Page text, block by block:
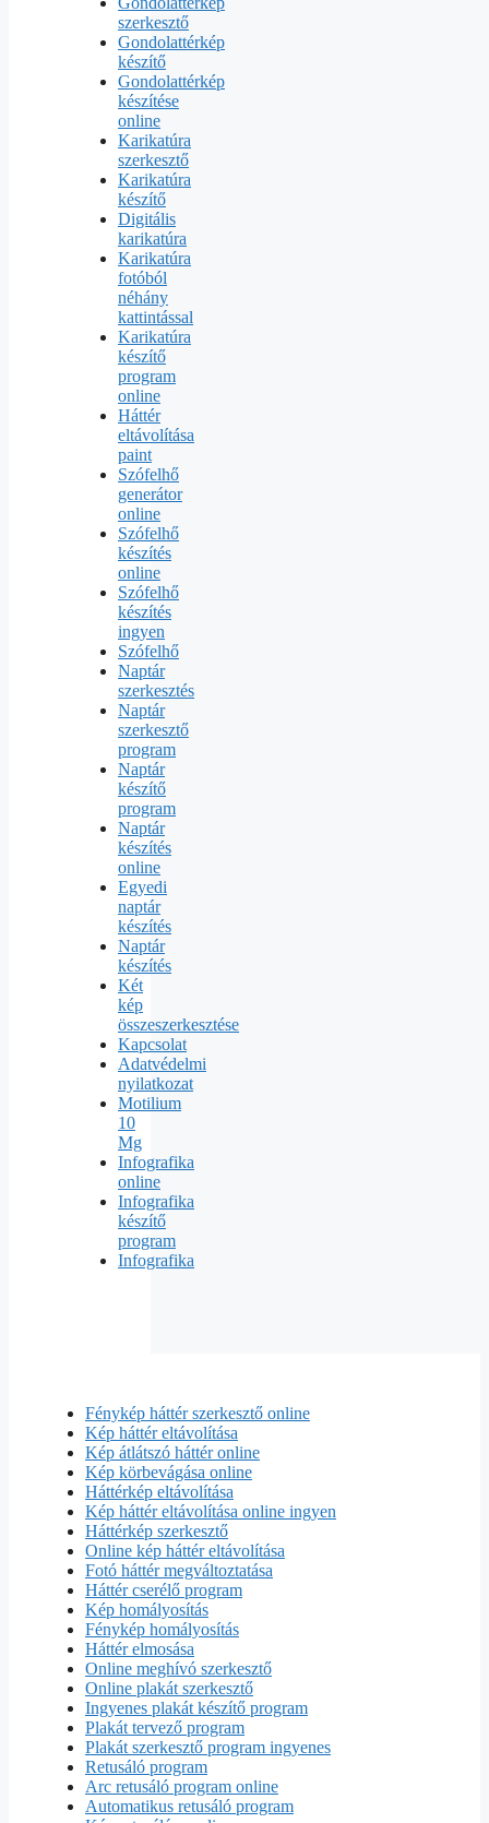
szerkesztő
Gondolattérkép
készítő
Gondolattérkép
készítése
online
Karikatúra
szerkesztő
Karikatúra
készítő
Digitális
karikatúra
Karikatúra
fotóból
néhány
kattintással
Karikatúra
készítő
program
online
Háttér
eltávolítása
paint
Szófelhő
generátor
online
Szófelhő
készítés
online
Szófelhő
készítés
ingyen
Szófelhő
Naptár
szerkesztés
Naptár
szerkesztő
program
Naptár
készítő
program
Naptár
készítés
online
Egyedi
naptár
készítés
Naptár
készítés
Két
kép
összeszerkesztése
Kapcsolat
Adatvédelmi
nyilatkozat
Motilium
10
Mg
Infografika
online
Infografika
készítő
program
Infografika
Fénykép háttér szerkesztő online
Kép háttér eltávolítása
Kép átlátszó háttér online
Kép körbevágása online
Háttérkép eltávolítása
Kép háttér eltávolítása online ingyen
Háttérkép szerkesztő
Online kép háttér eltávolítása
Fotó háttér megváltoztatása
Háttér cserélő program
Kép homályosítás
Fénykép homályosítás
Háttér elmosása
Online meghívó szerkesztő
Online plakát szerkesztő
Ingyenes plakát készítő program
Plakát tervező program
Plakát szerkesztő program ingyenes
Retusáló program
Arc retusáló program online
Automatikus retusáló program